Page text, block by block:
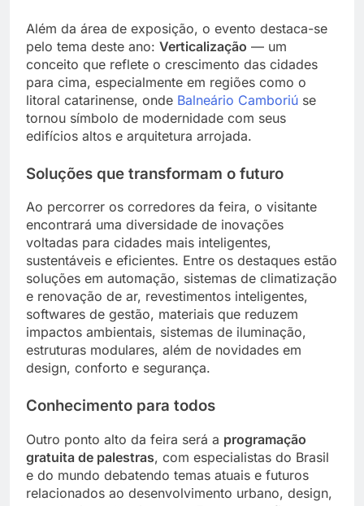
Além da área de exposição, o evento destaca-se
pelo tema deste ano: Verticalização — um
conceito que reflete o crescimento das cidades
para cima, especialmente em regiões como o
litoral catarinense, onde Balneário Camboriú se
tornou símbolo de modernidade com seus
edifícios altos e arquitetura arrojada.
Soluções que transformam o futuro
Ao percorrer os corredores da feira, o visitante
encontrará uma diversidade de inovações
voltadas para cidades mais inteligentes,
sustentáveis e eficientes. Entre os destaques estão
soluções em automação, sistemas de climatização
e renovação de ar, revestimentos inteligentes,
softwares de gestão, materiais que reduzem
impactos ambientais, sistemas de iluminação,
estruturas modulares, além de novidades em
design, conforto e segurança.
Conhecimento para todos
Outro ponto alto da feira será a programação
gratuita de palestras, com especialistas do Brasil
e do mundo debatendo temas atuais e futuros
relacionados ao desenvolvimento urbano, design,